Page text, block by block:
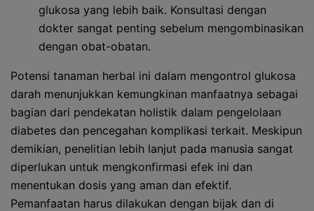
glukosa yang lebih baik. Konsultasi dengan
dokter sangat penting sebelum mengombinasikan
dengan obat-obatan.
Potensi tanaman herbal ini dalam mengontrol glukosa
darah menunjukkan kemungkinan manfaatnya sebagai
bagian dari pendekatan holistik dalam pengelolaan
diabetes dan pencegahan komplikasi terkait. Meskipun
demikian, penelitian lebih lanjut pada manusia sangat
diperlukan untuk mengkonfirmasi efek ini dan
menentukan dosis yang aman dan efektif.
Pemanfaatan harus dilakukan dengan bijak dan di